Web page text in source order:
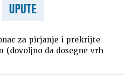
UPUTE
za pirjanje i prekrijte
(dovoljno da dosegne vrh